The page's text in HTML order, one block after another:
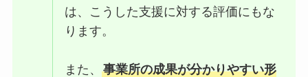
は、こうした支援に対する評価にもな
ります。
また、事業所の成果が分かりやすい形